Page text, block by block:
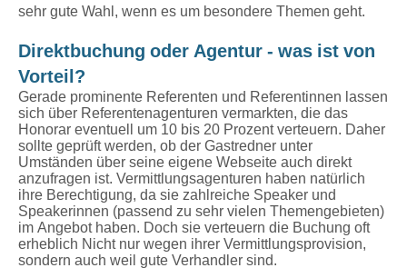
sehr gute Wahl, wenn es um besondere Themen geht.
Direktbuchung oder Agentur - was ist von
Vorteil?
Gerade prominente Referenten und Referentinnen lassen
sich über Referentenagenturen vermarkten, die das
Honorar eventuell um 10 bis 20 Prozent verteuern. Daher
sollte geprüft werden, ob der Gastredner unter
Umständen über seine eigene Webseite auch direkt
anzufragen ist. Vermittlungsagenturen haben natürlich
ihre Berechtigung, da sie zahlreiche Speaker und
Speakerinnen (passend zu sehr vielen Themengebieten)
im Angebot haben. Doch sie verteuern die Buchung oft
erheblich Nicht nur wegen ihrer Vermittlungsprovision,
sondern auch weil gute Verhandler sind.